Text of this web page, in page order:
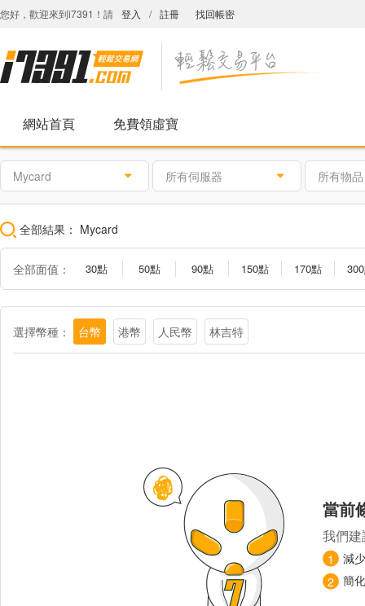
您好，歡迎來到i7391！請 登入 / 註冊 找回帳密
網站首頁 免費領虛寶
Mycard 所有伺服器 所有物品
全部結果： Mycard
全部面值： 30點 50點 90點 150點 170點
1000點
1150點 1490點 1690點 2000點
活動2000點
會員專屬卡2500點 黑色沙漠專屬卡2499點
選擇幣種： 台幣 港幣 人民幣 林吉特
當前
我們
1
減
2 簡